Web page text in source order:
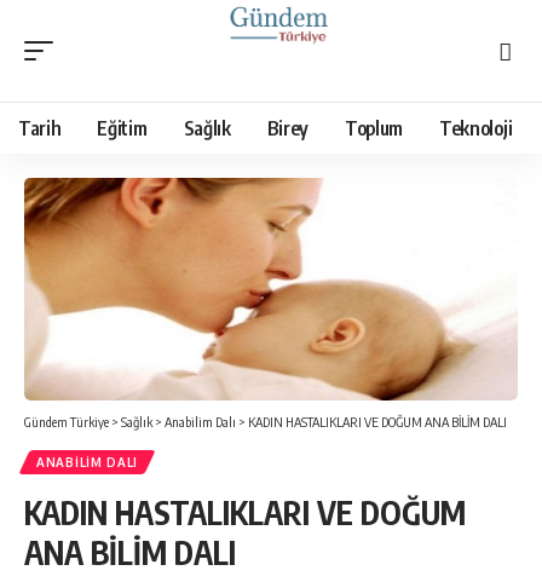
Tarih Eğitim Sağlık Birey Toplum Teknoloji
Gündem Türkiye > Sağlık > Anabilim Dalı > KADIN HASTALIKLARI VE DOĞUM ANA BİLİM DALI
ANABILIM DALI
KADIN HASTALIKLARI VE DOĞUM
ANA BİLİM DALI